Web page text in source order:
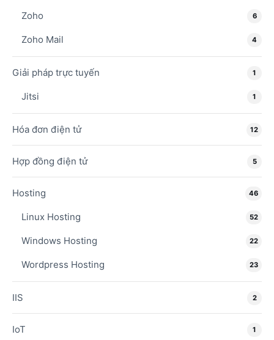
Zoho 6
Zoho Mail 4
Giải pháp trực tuyến 1
Jitsi 1
Hóa đơn điện tử 12
Hợp đồng điện tử 5
Hosting 46
Linux Hosting 52
Windows Hosting 22
Wordpress Hosting 23
IIS 2
IoT 1